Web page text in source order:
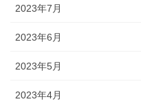
2023年7月
2023年6月
2023年5月
2023年4月